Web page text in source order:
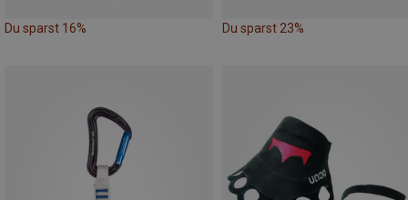
Du sparst 16% Du sparst 23%